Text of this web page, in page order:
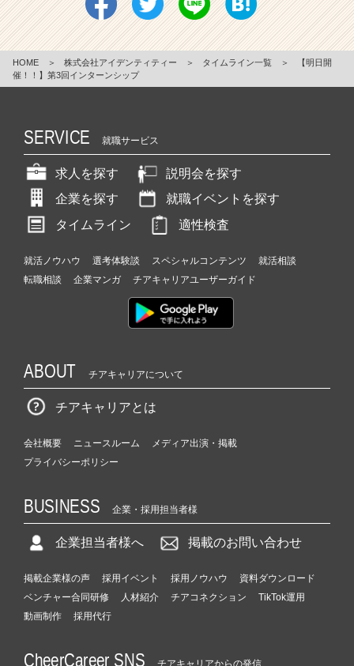
HOME ＞ 株式会社アイデンティティー ＞ タイムライン一覧 ＞
【明日開
催！！】第3回インターンシップ
SERVICE 就職サービス
求人を探す
説明会を探す
企業を探す
就職イベントを探す
タイムライン
適性検査
就活ノウハウ 選考体験談 スペシャルコンテンツ
就活相談
転職相談
企業マンガ チアキャリアユーザーガイド
ABOUT チアキャリアについて
チアキャリアとは
会社概要 ニュースルーム
メディア出演・掲載
プライバシーポリシー
BUSINESS 企業・採用担当者様
企業担当者様へ 掲載のお問い合わせ
掲載企業様の声 採用イベント 採用ノウハウ
資料ダウンロード
ベンチャー合同研修
人材紹介 チアコネクション
TikTok運用
動画制作
採用代行
CheerCareer SNS チアキャリアからの発信